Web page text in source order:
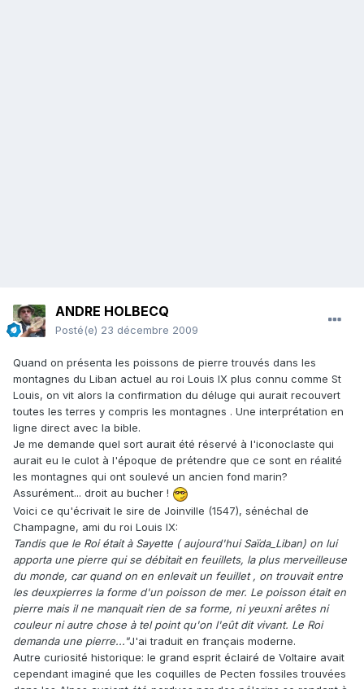
ANDRE HOLBECQ
Posté(e) 23 décembre 2009
Quand on présenta les poissons de pierre trouvés dans les
montagnes du Liban actuel au roi Louis IX plus connu comme St
Louis, on vit alors la confirmation du déluge qui aurait recouvert
toutes les terres y compris les montagnes . Une interprétation en
ligne direct avec la bible.
Je me demande quel sort aurait été réservé à l'iconoclaste qui
aurait eu le culot à l'époque de prétendre que ce sont en réalité
les montagnes qui ont soulevé un ancien fond marin?
Assurément... droit au bucher !
Voici ce qu'écrivait le sire de Joinville (1547), sénéchal de
Champagne, ami du roi Louis IX:
Tandis que le Roi était à Sayette ( aujourd'hui Saïda_Liban) on lui
apporta une pierre qui se débitait en feuillets, la plus merveilleuse
du monde, car quand on en enlevait un feuillet , on trouvait entre
les deuxpierres la forme d'un poisson de mer. Le poisson était en
pierre mais il ne manquait rien de sa forme, ni yeuxni arêtes ni
couleur ni autre chose à tel point qu'on l'eût dit vivant. Le Roi
demanda une pierre..."J'ai traduit en français moderne.
Autre curiosité historique: le grand esprit éclairé de Voltaire avait
cependant imaginé que les coquilles de Pecten fossiles trouvées